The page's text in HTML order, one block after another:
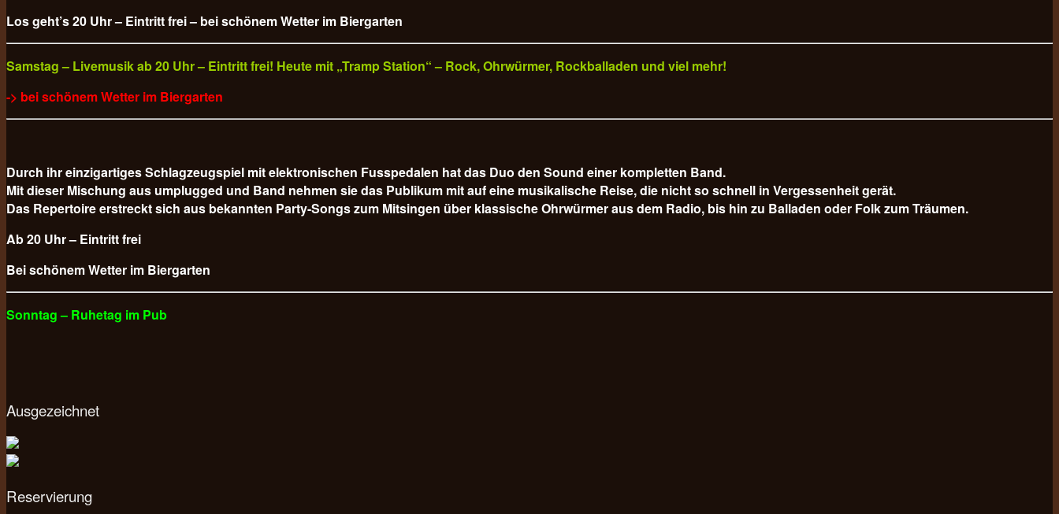
Los geht’s 20 Uhr – Eintritt frei – bei schönem Wetter im Biergarten
Samstag – Livemusik ab 20 Uhr – Eintritt frei! Heute mit „Tramp Station“ – Rock, Ohrwürmer, Rockballaden und viel mehr!
-> bei schönem Wetter im Biergarten
Durch ihr einzigartiges Schlagzeugspiel mit elektronischen Fusspedalen hat das Duo den Sound einer kompletten Band.
Mit dieser Mischung aus umplugged und Band nehmen sie das Publikum mit auf eine musikalische Reise, die nicht so schnell in Vergessenheit gerät.
Das Repertoire erstreckt sich aus bekannten Party-Songs zum Mitsingen über klassische Ohrwürmer aus dem Radio, bis hin zu Balladen oder Folk zum Träumen.
Ab 20 Uhr – Eintritt frei
Bei schönem Wetter im Biergarten
Sonntag – Ruhetag im Pub
Ausgezeichnet
Reservierung